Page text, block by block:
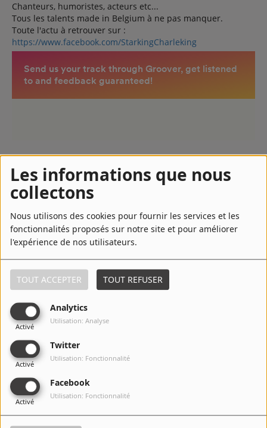
Les informations que nous
collectons
Nous utilisons des cookies pour fournir les services et les
fonctionnalités proposés sur notre site et pour améliorer
l'expérience de nos utilisateurs.
TOUT ACCEPTER TOUT REFUSER
Analytics
Activé
Utilisation: Analyse
Twitter
Activé
Utilisation: Fonctionnalité
Facebook
Activé
Utilisation: Fonctionnalité
Chanteurs, humoristes, acteurs etc...
Tous les talents made in Belgium à ne pas manquer.
Toute l'actu à retrouver sur :
https://www.facebook.com/StarkingCharleking